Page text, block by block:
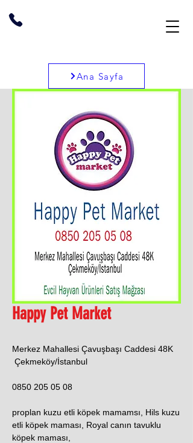
Ana Sayfa
Happy Pet Market
Merkez Mahallesi Çavuşbaşı Caddesi 48K
Çekmeköy/İstanbul
0850 205 05 08
proplan kuzu etli köpek mamamsı, Hils kuzu
etli köpek maması, Royal canın tavuklu
köpek maması,